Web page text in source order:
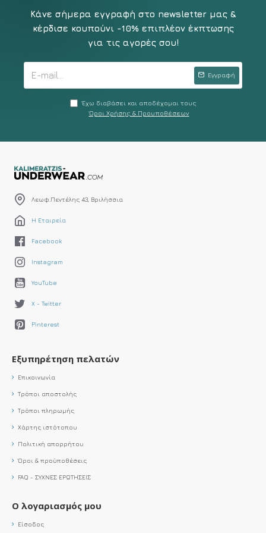
Κάνε σήμερα εγγραφή στο newsletter μας &
κέρδισε κουπούνι -10% επιπλέον έκπτωσης
για τις αγορές σου!
Εγγραφή
Έχω διαβάσει και αποδέχομαι τους
Όροι Χρήσης & Προυποθέσεων
Λεωφ.Πεντέλης 43, Βριλήσσια
Η Εταιρεία
Facebook
Instagram
YouTube
X - Twitter
Pinterest
Εξυπηρέτηση πελατών
Επικοινωνία
Τρόποι αποστολής
Τρόποι πληρωμής
Χάρτης ιστότοπου
Πολιτική απορρήτου
Όροι & προϋποθέσεις
FAQ - ΣΥΧΝΕΣ ΕΡΩΤΗΣΕΙΣ
Ο λογαριασμός μου
Είσοδος